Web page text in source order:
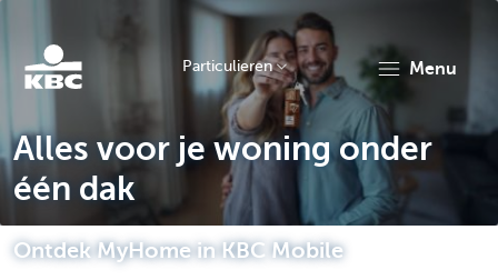
Particulieren menu
Alles voor je woning onder
één dak
Ontdek MyHome in KBC Mobile